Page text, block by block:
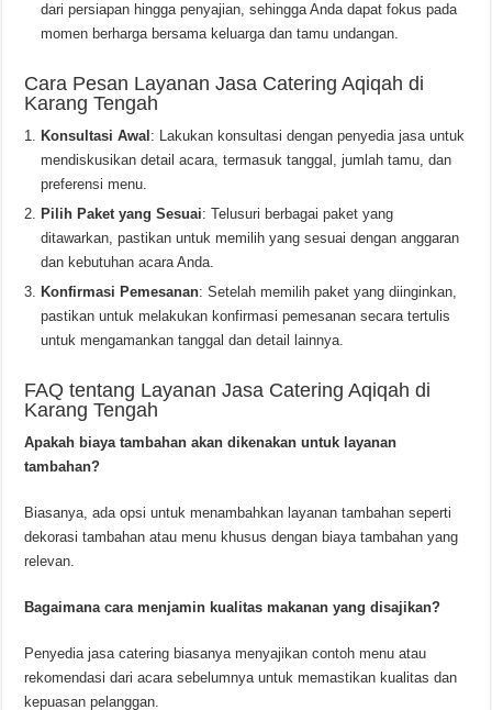
dari persiapan hingga penyajian, sehingga Anda dapat fokus pada
momen berharga bersama keluarga dan tamu undangan.
Cara Pesan Layanan Jasa Catering Aqiqah di
Karang Tengah
Konsultasi Awal : Lakukan konsultasi dengan penyedia jasa untuk
mendiskusikan detail acara, termasuk tanggal, jumlah tamu, dan
preferensi menu.
Pilih Paket yang Sesuai: Telusuri berbagai paket yang
ditawarkan, pastikan untuk memilih yang sesuai dengan anggaran
dan kebutuhan acara Anda.
Konfirmasi Pemesanan: Setelah memilih paket yang diinginkan,
pastikan untuk melakukan konfirmasi pemesanan secara tertulis
untuk mengamankan tanggal dan detail lainnya.
FAQ tentang Layanan Jasa Catering Aqiqah di
Karang Tengah
Apakah biaya tambahan akan dikenakan untuk layanan
tambahan?
Biasanya, ada opsi untuk menambahkan layanan tambahan seperti
dekorasi tambahan atau menu khusus dengan biaya tambahan yang
relevan.
Bagaimana cara menjamin kualitas makanan yang disajikan?
Penyedia jasa catering biasanya menyajikan contoh menu atau
rekomendasi dari acara sebelumnya untuk memastikan kualitas dan
kepuasan pelanggan.